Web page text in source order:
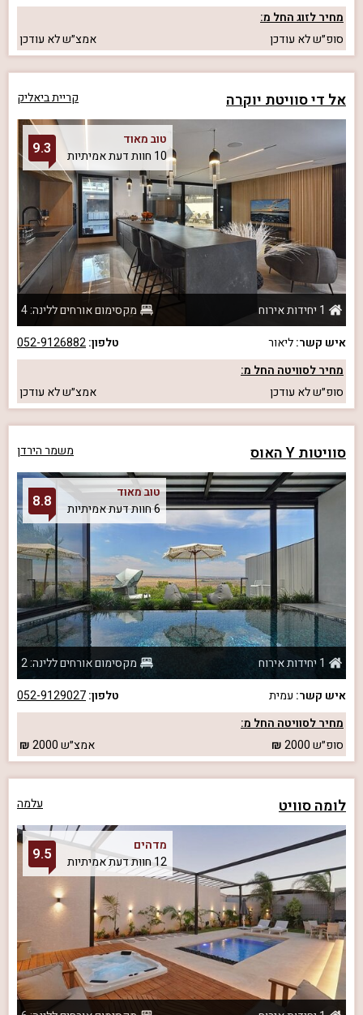
מחיר לזוג החל מ:
סופ״שלא עודכן אמצ״שלא עודכן
אל די סוויטת יוקרה קריית ביאליק
טוב מאוד
10 חוות דעת אמיתיות
9.3
1 יחידות אירוח
מקסימום אורחים ללינה: 4
איש קשר:ליאור טלפון:052-9126882
מחיר לסוויטה החל מ:
סופ״שלא עודכן אמצ״שלא עודכן
סוויטות Y האוס משמר הירדן
טוב מאוד
6 חוות דעת אמיתיות
8.8
1 יחידות אירוח
מקסימום אורחים ללינה: 2
איש קשר: עמית טלפון:052-9129027
מחיר לסוויטה החל מ:
סופ״ש2000 אמצ״ש2000
לומה סוויט עלמה
מדהים
12 חוות דעת אמיתיות
9.5